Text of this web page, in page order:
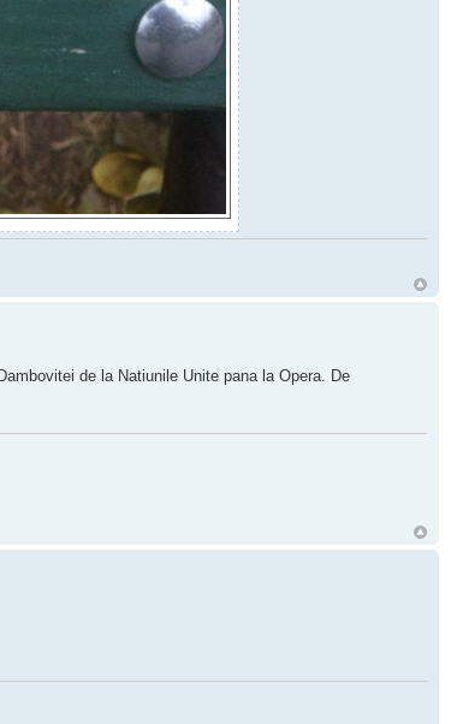
de la Natiunile Unite pana la Opera. De